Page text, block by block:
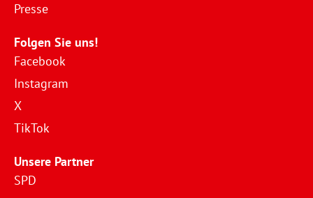
Presse
Folgen Sie uns!
Facebook
Instagram
X
TikTok
Unsere Partner
SPD